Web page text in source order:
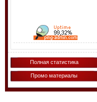
Полная статистика
Промо материалы